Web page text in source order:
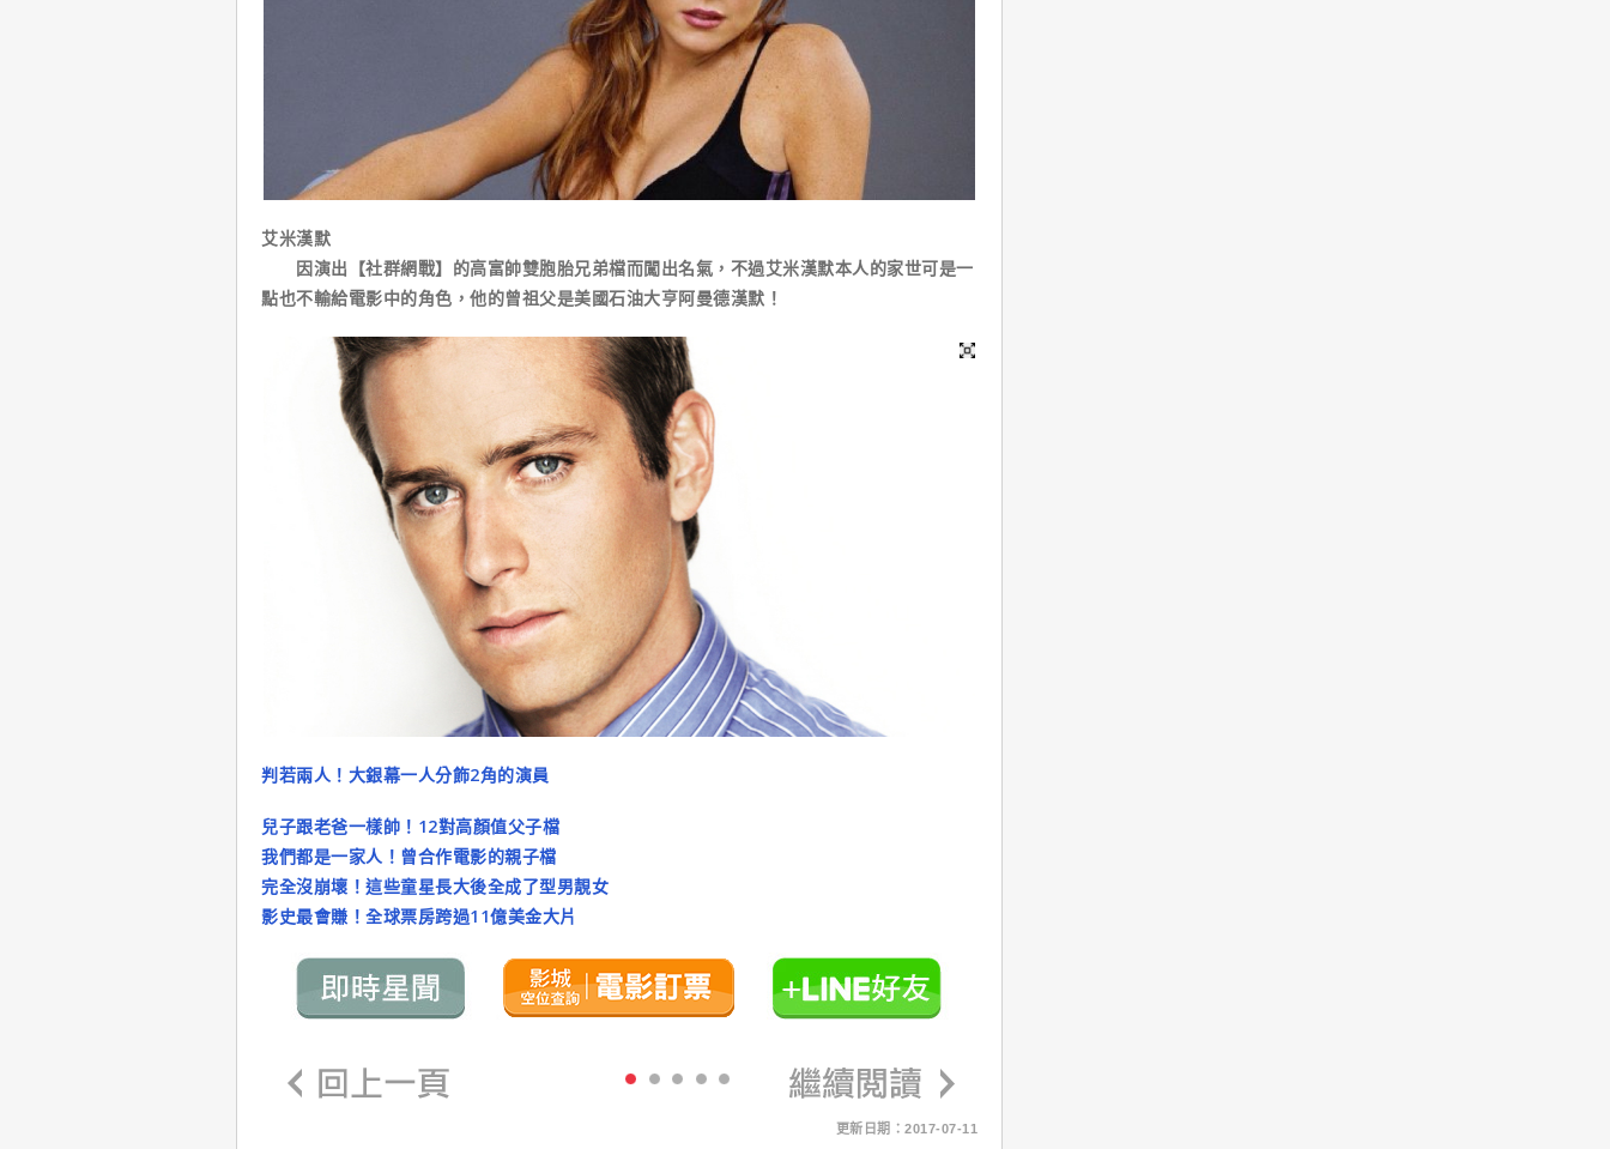
艾米漢默
因演出【社群網戰】的高富帥雙胞胎兄弟檔而闖出名氣，不過艾米漢默本人的家世可是一
點也不輸給電影中的角色，他的曾祖父是美國石油大亨阿曼德漢默！
判若兩人！大銀幕一人分飾2角的演員
兒子跟老爸一樣帥！12對高顏值父子檔
我們都是一家人！曾合作電影的親子檔
完全沒崩壞！這些童星長大後全成了型男靚女
影史最會賺！全球票房跨過11億美金大片
更新日期：2017-07-11